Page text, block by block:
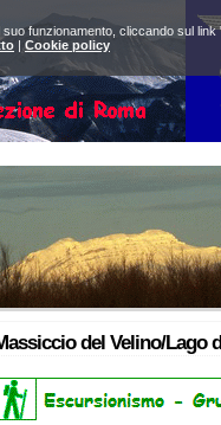
del Velino/Lago
funzionamento, cliccando sul
| Cookie policy